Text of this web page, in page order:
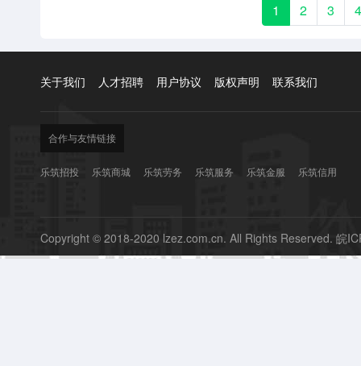
1 2 3
关于我们 人才招聘 用户协议 版权声明 联系我们
合作与友情链接
乐筑招投 乐筑商城 乐筑劳务 乐筑服务 乐筑金服 乐筑信用
Copyright © 2018-2020 lzez.com.cn. All Rights Reserved. 皖